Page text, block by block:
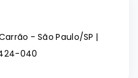
- São Paulo/SP |
040